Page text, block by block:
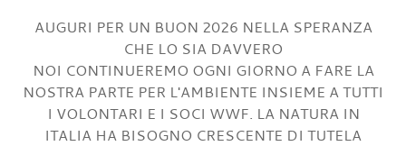
AUGURI PER UN BUON 2026 NELLA SPERANZA
CHE LO SIA DAVVERO
NOI CONTINUEREMO OGNI GIORNO A FARE LA
NOSTRA PARTE PER L'AMBIENTE INSIEME A TUTTI
I VOLONTARI E I SOCI WWF. LA NATURA IN
ITALIA HA BISOGNO CRESCENTE DI TUTELA